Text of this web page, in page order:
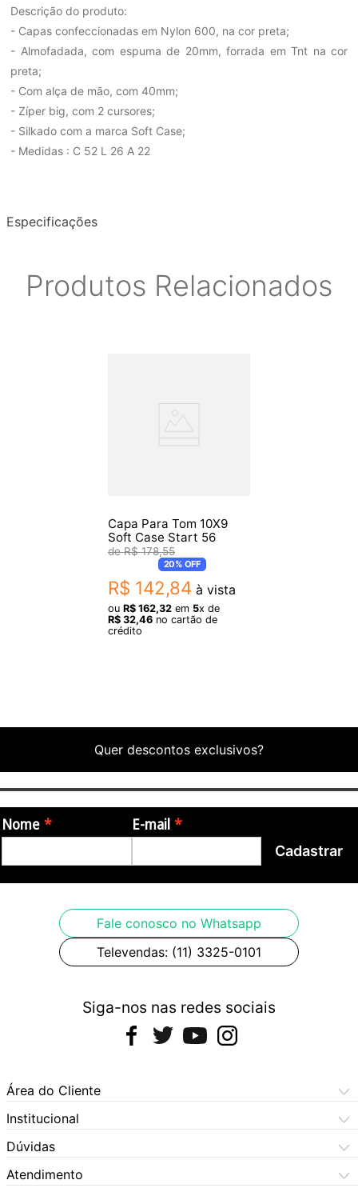
Descrição do produto:
- Capas confeccionadas em Nylon 600, na cor preta;
- Almofadada, com espuma de 20mm, forrada em Tnt na cor
preta;
- Com alça de mão, com 40mm;
- Zíper big, com 2 cursores;
- Silkado com a marca Soft Case;
- Medidas : C 52 L 26 A 22
Especificações
Produtos Relacionados
Capa Para Tom 10X9
Soft Case Start 56
R$ 178,55
20%OFF
R$ 142,84 à vista
ou R$ 162,32 em 5x de
R$ 32,46 no cartão de
crédito
Quer descontos exclusivos?
Nome E-mail
Cadastrar
Fale conosco no Whatsapp
Televendas: (11) 3325-0101
Siga-nos nas redes sociais
Área do Cliente
Meus Pedidos
Meus Dados
Institucional
Central de Atendimento
Dúvidas Frequentes
Formas de Pagamento
Dúvidas
Como Comprar
Atendimento